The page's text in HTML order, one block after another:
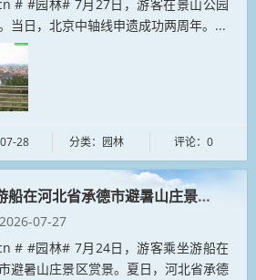
# #园林# 7月27日，游客在景山公园
当日，北京中轴线申遗成功两周年。...
28 分类：园林 评论：0
船在河北省承德市避暑山庄景区赏景
2026-07-27
# #园林# 7月24日，游客乘坐游船在
避暑山庄景区赏景。夏日，河北省承德